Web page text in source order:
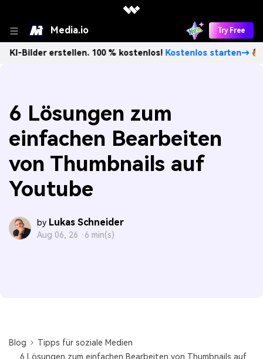
Media.io Try Free
erstellen. 100 % kostenlos!Kostenlos starten→
6 Lösungen zum
einfachen Bearbeiten
von Thumbnails auf
Youtube
by Lukas Schneider
Aug 06, 26 · 6 min(s)
Blog
Tipps für soziale Medien
6 Lösungen zum einfachen Bearbeiten von Thumbnails auf